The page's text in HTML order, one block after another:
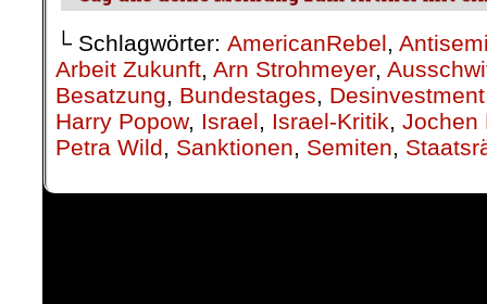
└ Schlagwörter: AmericanRebel,
Arbeit Zukunft, Arn Strohmeyer,
Besatzung, Bundestages, Desinvestment
Harry Popow, Israel, Israel-Kritik, Jochen
Petra Wild, Sanktionen, Semiten,